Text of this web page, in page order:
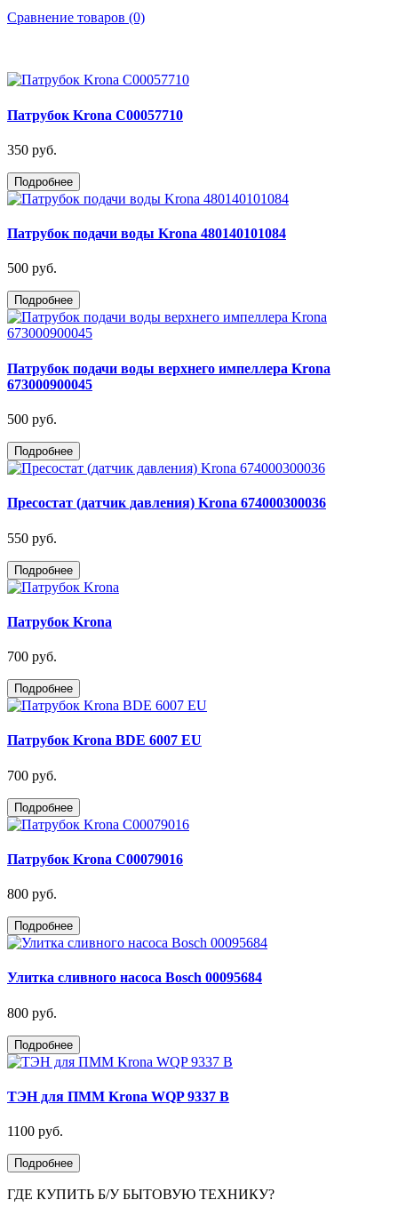
Сравнение товаров (0)
Патрубок Krona C00057710
350 руб.
Подробнее
Патрубок подачи воды Krona 480140101084
500 руб.
Подробнее
Патрубок подачи воды верхнего импеллера Krona
673000900045
500 руб.
Подробнее
Пресостат (датчик давления) Krona 674000300036
550 руб.
Подробнее
Патрубок Krona
700 руб.
Подробнее
Патрубок Krona BDE 6007 EU
700 руб.
Подробнее
Патрубок Krona C00079016
800 руб.
Подробнее
Улитка сливного насоса Bosch 00095684
800 руб.
Подробнее
ТЭН для ПММ Krona WQP 9337 B
1100 руб.
Подробнее
ГДЕ КУПИТЬ Б/У БЫТОВУЮ ТЕХНИКУ?